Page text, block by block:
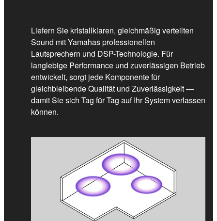
Liefern Sie kristallklaren, gleichmäßig verteilten
Sound mit Yamahas professionellen
Lautsprechern und DSP-Technologie. Für
langlebige Performance und zuverlässigen Betrieb
entwickelt, sorgt jede Komponente für
gleichbleibende Qualität und Zuverlässigkeit —
damit Sie sich Tag für Tag auf Ihr System verlassen
können.